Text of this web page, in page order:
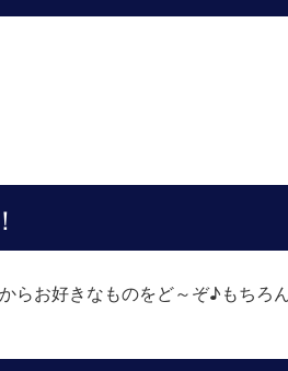
らお好きなものをど～ぞ♪もち